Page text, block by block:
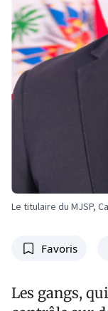
Le titulaire du MJSP,
Favoris
Les gangs,